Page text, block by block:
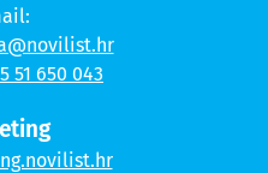
51 650 043